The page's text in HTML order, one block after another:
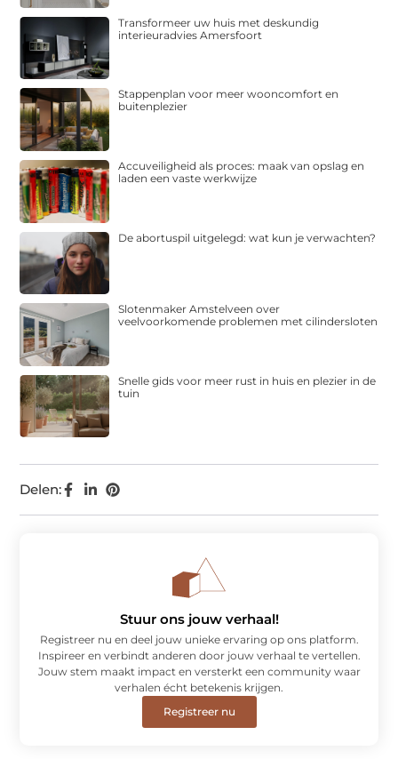
Delen:
Transformeer uw huis met deskundig
interieuradvies Amersfoort
Stappenplan voor meer wooncomfort en
buitenplezier
Accuveiligheid als proces: maak van opslag en
laden een vaste werkwijze
De abortuspil uitgelegd: wat kun je verwachten?
Slotenmaker Amstelveen over
veelvoorkomende problemen met cilindersloten
Snelle gids voor meer rust in huis en plezier in de
tuin
Stuur ons jouw verhaal!
Registreer nu en deel jouw unieke ervaring op ons platform.
Inspireer en verbindt anderen door jouw verhaal te vertellen.
Jouw stem maakt impact en versterkt een community waar
verhalen écht betekenis krijgen.
Registreer nu